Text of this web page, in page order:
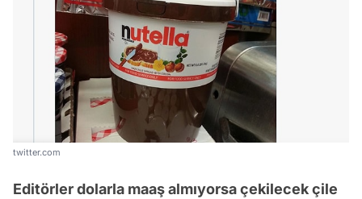
twitter.com
Editörler dolarla maaş almıyorsa çekilecek çile